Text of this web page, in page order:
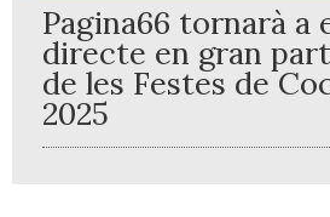
Pagina66 tornarà a
directe en gran
de les Festes de
2025